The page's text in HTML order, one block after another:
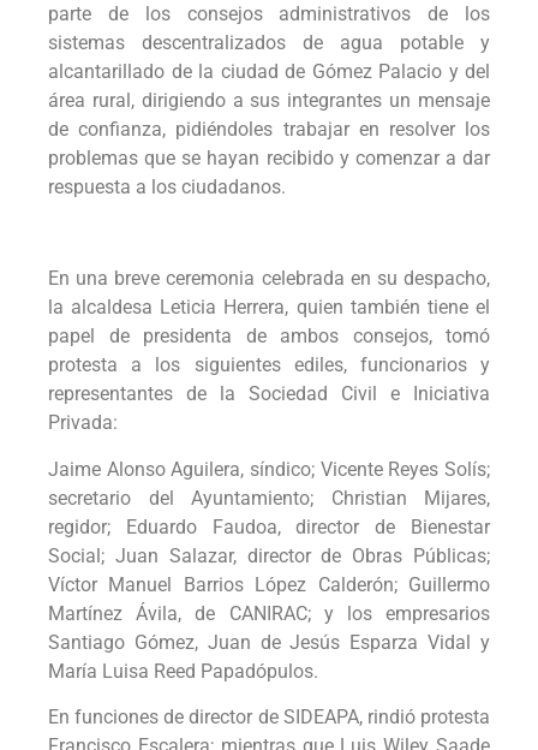
parte de los consejos administrativos de los
sistemas descentralizados de agua potable y
alcantarillado de la ciudad de Gómez Palacio y del
área rural, dirigiendo a sus integrantes un mensaje
de confianza, pidiéndoles trabajar en resolver los
problemas que se hayan recibido y comenzar a dar
respuesta a los ciudadanos.
En una breve ceremonia celebrada en su despacho,
la alcaldesa Leticia Herrera, quien también tiene el
papel de presidenta de ambos consejos, tomó
protesta a los siguientes ediles, funcionarios y
representantes de la Sociedad Civil e Iniciativa
Privada:
Jaime Alonso Aguilera, síndico; Vicente Reyes Solís;
secretario del Ayuntamiento; Christian Mijares,
regidor; Eduardo Faudoa, director de Bienestar
Social; Juan Salazar, director de Obras Públicas;
Víctor Manuel Barrios López Calderón; Guillermo
Martínez Ávila, de CANIRAC; y los empresarios
Santiago Gómez, Juan de Jesús Esparza Vidal y
María Luisa Reed Papadópulos.
En funciones de director de SIDEAPA, rindió protesta